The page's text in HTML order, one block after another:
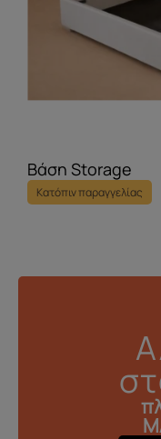
Βάση Storage
Κατόπιν παραγγελίας